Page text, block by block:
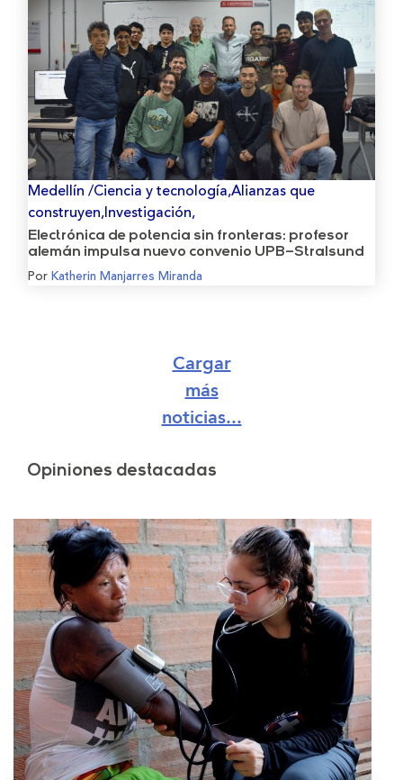
Medellín /Ciencia y tecnología,Alianzas que
construyen,Investigación,
Electrónica de potencia sin fronteras: profesor
alemán impulsa nuevo convenio UPB–Stralsund
PorKatherin Manjarres Miranda
Cargar
más
noticias...
Opiniones destacadas